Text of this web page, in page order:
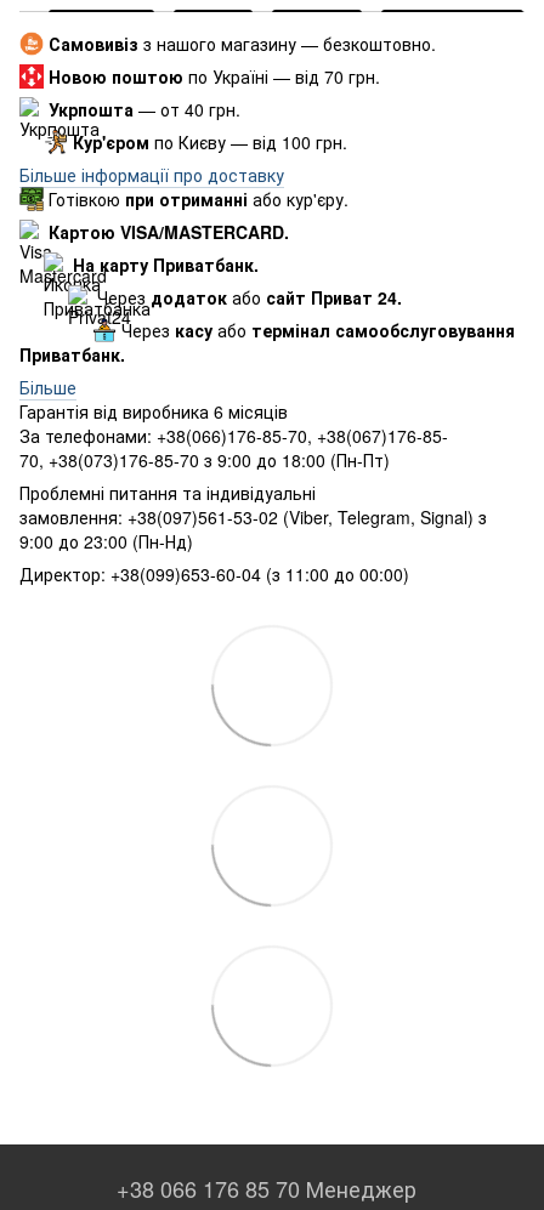
Самовивіз з нашого магазину — безкоштовно.
Новою поштою по Україні — від 70 грн.
Укрпошта — от 40 грн.
Кур'єром по Києву — від 100 грн.
Більше інформації про доставку
Готівкою при отриманні або кур'єру.
Картою VISA/MASTERCARD.
На карту Приватбанк.
Через додаток або сайт Приват 24.
Через касу або термінал самообслуговування
Приватбанк.
Більше
Гарантія від виробника 6 місяців
За телефонами: +38(066)176-85-70, +38(067)176-85-
70, +38(073)176-85-70 з 9:00 до 18:00 (Пн-Пт)
Проблемні питання та індивідуальні
замовлення: +38(097)561-53-02 (Viber, Telegram, Signal) з
9:00 до 23:00 (Пн-Нд)
Директор: +38(099)653-60-04 (з 11:00 до 00:00)
+38 066 176 85 70 Менеджер